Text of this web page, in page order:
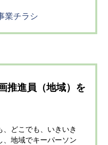
業チラシ
推進員（地域）を
どこでも、いきいき
、地域でキーパーソン